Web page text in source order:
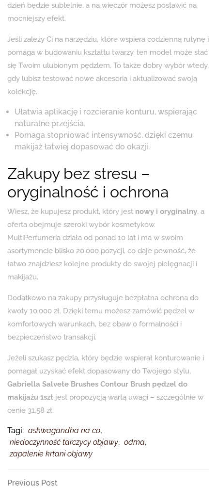
dzień będzie subtelnie, a na wieczór możesz postawić na
mocniejszy efekt.
Jeśli zależy Ci na narzędziu, które wspiera codzienną rutynę i
pomaga w budowaniu kształtu twarzy, ten model może stać
się Twoim ulubionym pędzlem. To także dobry wybór wtedy,
gdy lubisz testować nowe akcesoria i aktualizować swoją
kolekcję.
Ułatwia aplikację i rozcieranie konturu, wspierając
naturalne przejścia.
Pomaga stopniować intensywność, dzięki czemu
makijaż łatwiej dopasować do okazji.
Zakupy bez stresu –
oryginalność i ochrona
Wiesz, że kupujesz produkt, który jest nowy i oryginalny, a
oferta obejmuje szeroki wybór kosmetyków.
MultiPerfumeria działa od ponad 10 lat i ma w swoim
asortymencie blisko 20.000 pozycji, co daje pewność, że
łatwo znajdziesz kolejne produkty do swojej pielęgnacji i
makijażu.
Dodatkowo na zakupy przysługuje bezpłatna ochrona do
kwoty 10.000 zł. Dzięki temu możesz zamówić pędzel w
komfortowych warunkach, bez obaw o formalności i
bezpieczeństwo transakcji.
Jeżeli szukasz pędzla, który będzie wspierał konturowanie i
pomagał uzyskać efekt dopasowany do Twojego stylu,
Gabriella Salvete Brushes Contour Brush pędzel do
makijażu 1szt jest propozycją wartą uwagi – szczególnie w
cenie 31.58 zł.
Tagi: ashwagandha na co,
niedoczynność tarczycy objawy, odma,
zapalenie krtani objawy
Nawigacja
Previous
Previous Post